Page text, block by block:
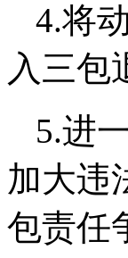
4.将
入三包
5.进
加大违
包责任